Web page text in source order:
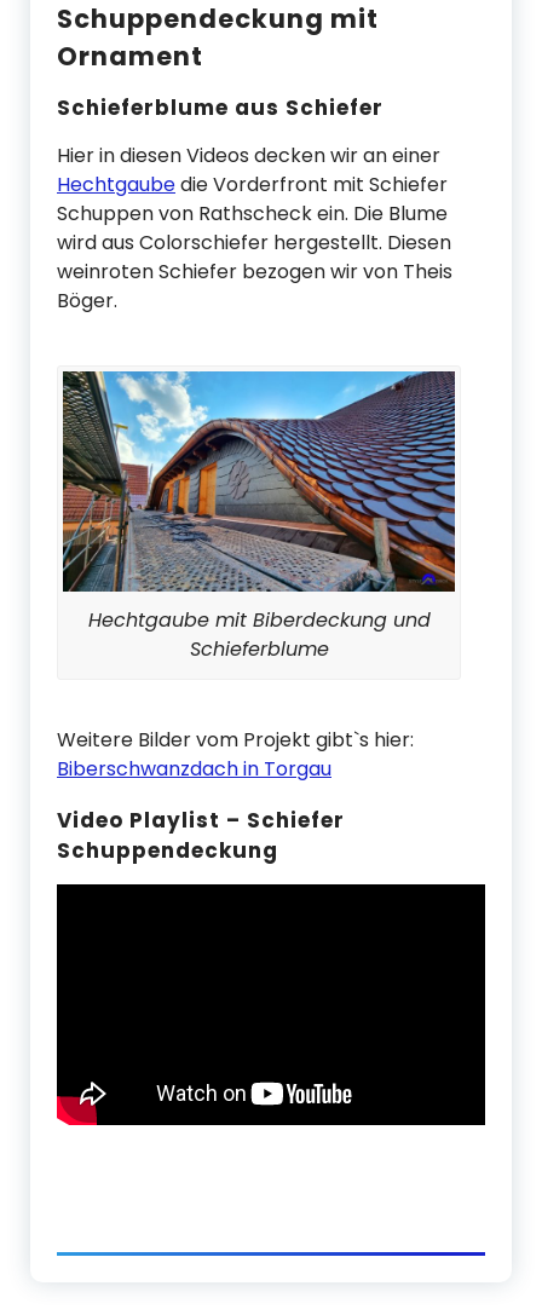
Schuppendeckung mit
Ornament
Schieferblume aus Schiefer
Hier in diesen Videos decken wir an einer
Hechtgaubedie Vorderfront mit Schiefer
Schuppen von Rathscheck ein. Die Blume
wird aus Colorschiefer hergestellt. Diesen
weinroten Schiefer bezogen wir von Theis
Böger.
Hechtgaube mit Biberdeckung und
Schieferblume
Weitere Bilder vom Projekt gibt`s hier:
Biberschwanzdach in Torgau
Video Playlist – Schiefer
Schuppendeckung